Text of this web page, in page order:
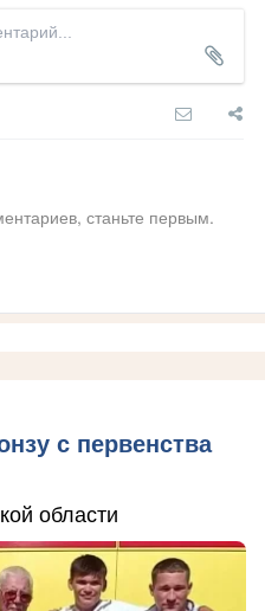
станьте первым.
с первенства
области